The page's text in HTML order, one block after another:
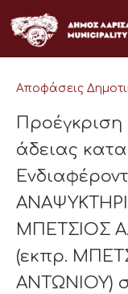
στο
περιεχόμενο
Αποφάσεις
Προέγκριση
άδειας
ΜΠΕΤΣΙΟΣ
(εκπρ.
ΑΝΤΩΝΙΟΥ)